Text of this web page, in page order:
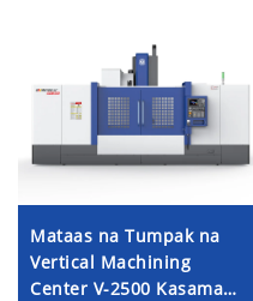
Mataas na Tumpak na
Vertical Machining
Center V-2500 Kasama